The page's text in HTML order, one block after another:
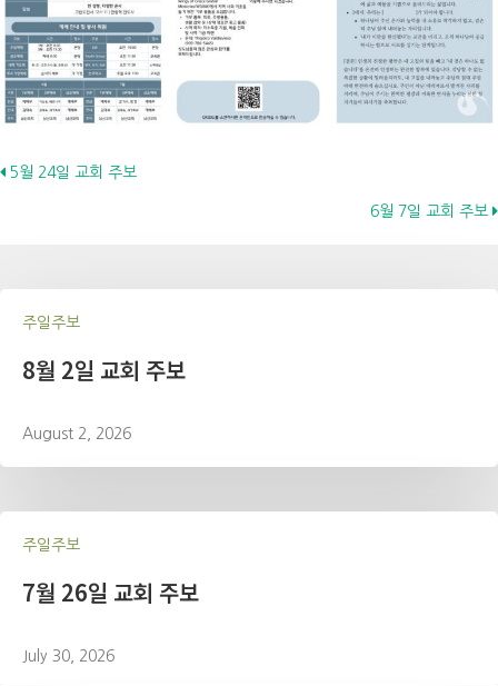
Posts
5월 24일 교회 주보
6월 7일 교회 주보
주일주보
8월 2일 교회 주보
August 2, 2026
주일주보
7월 26일 교회 주보
July 30, 2026